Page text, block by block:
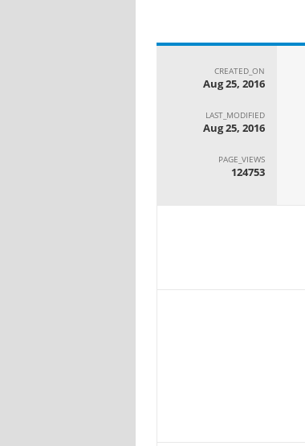
CREATED_ON
Aug 25, 2016
LAST_MODIFIED
Aug 25, 2016
PAGE_VIEWS
124753